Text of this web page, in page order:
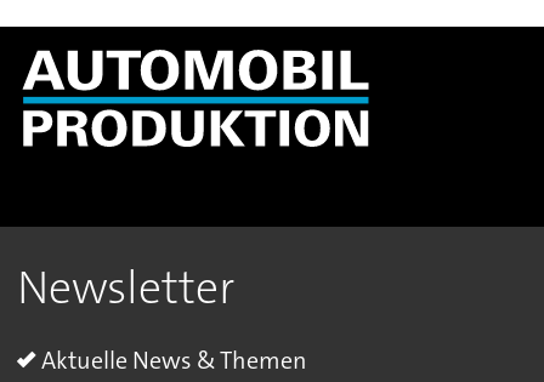
Newsletter
Aktuelle News & Themen